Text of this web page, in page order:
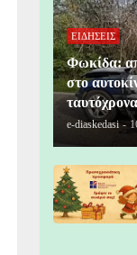
ΕΙΔΗΣΕΙΣ
Φωκίδα:
στο
e-diaskedasi -